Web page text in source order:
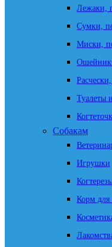
Лежаки,
Сумки,
Миски,
Туалеты
Собакам
Игрушки
Корм для